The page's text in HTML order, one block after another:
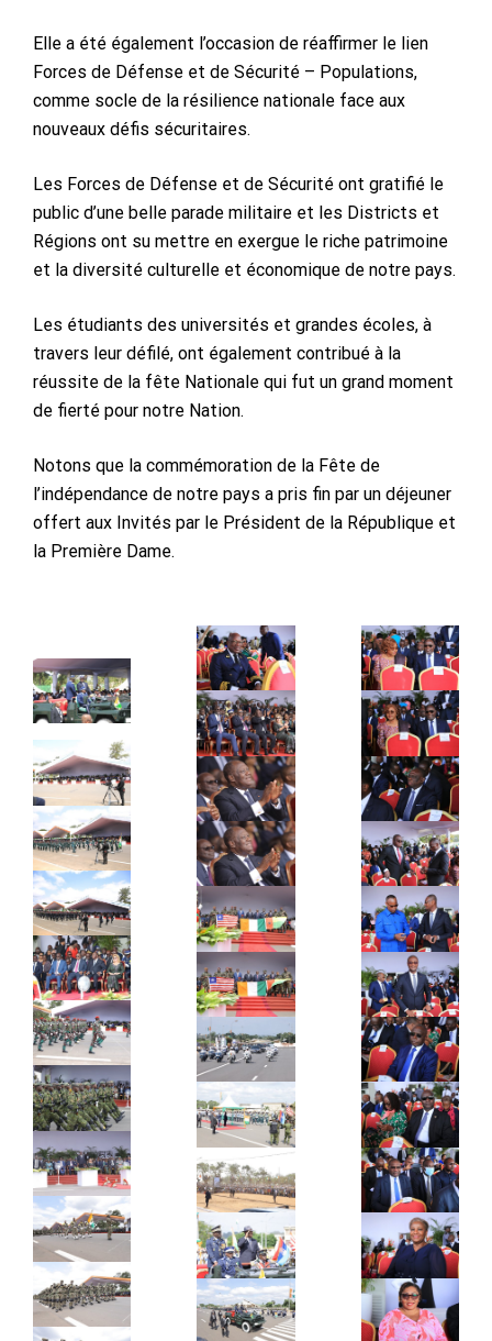
Elle a été également l’occasion de réaffirmer le lien
Forces de Défense et de Sécurité – Populations,
comme socle de la résilience nationale face aux
nouveaux défis sécuritaires.
Les Forces de Défense et de Sécurité ont gratifié le
public d’une belle parade militaire et les Districts et
Régions ont su mettre en exergue le riche patrimoine
et la diversité culturelle et économique de notre pays.
Les étudiants des universités et grandes écoles, à
travers leur défilé, ont également contribué à la
réussite de la fête Nationale qui fut un grand moment
de fierté pour notre Nation.
Notons que la commémoration de la Fête de
l’indépendance de notre pays a pris fin par un déjeuner
offert aux Invités par le Président de la République et
la Première Dame.